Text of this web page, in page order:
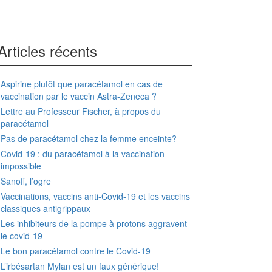
récents
Aspirine plutôt que paracétamol en cas de
vaccination par le vaccin Astra-Zeneca ?
Lettre au Professeur Fischer, à propos du
paracétamol
Pas de paracétamol chez la femme enceinte?
Covid-19 : du paracétamol à la vaccination
impossible
Sanofi, l’ogre
Vaccinations, vaccins anti-Covid-19 et les vaccins
classiques antigrippaux
Les inhibiteurs de la pompe à protons aggravent
le covid-19
Le bon paracétamol contre le Covid-19
L’irbésartan Mylan est un faux générique!